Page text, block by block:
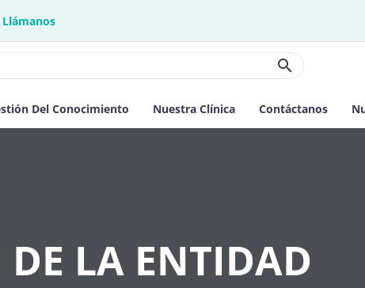
Llámanos
Del Conocimiento Nuestra Clínica Contáctanos
LA ENTIDAD